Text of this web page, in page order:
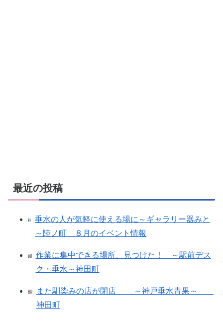
最近の投稿
垂水の人が気軽に使える場に～ギャラリー器みと
～陸ノ町 ８月のイベント情報
作業に集中できる場所、見つけた！ ～駅前デス
ク・垂水～神田町
また馴染みの店が閉店 ～神戸垂水青果～
神田町